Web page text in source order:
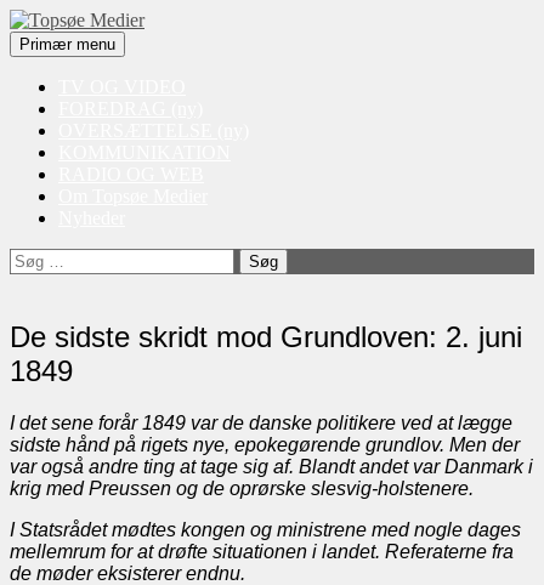
Topsøe Medier
SøgPrimær menu Videre
til
Søg
efter:
De sidste skridt mod Grundloven: 2. juni
1849
I det sene forår 1849 var de danske politikere ved at lægge
sidste hånd på rigets nye, epokegørende grundlov. Men der
var også andre ting at tage sig af. Blandt andet var Danmark i
krig med Preussen og de oprørske slesvig-holstenere.
I Statsrådet mødtes kongen og ministrene med nogle dages
mellemrum for at drøfte situationen i landet. Referaterne fra
de møder eksisterer endnu.